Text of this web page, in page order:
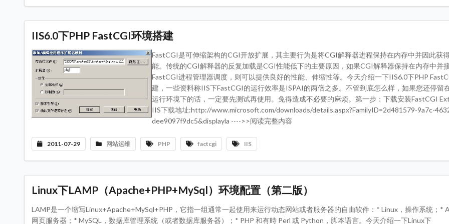
IIS6.0下PHP FastCGI环境搭建
FastCGI是可伸缩架构的CGI开放扩展，其主要行为是将CGI解释器进程保持在内存中并因此获
能。传统的CGI解释器的反复加载是CGI性能低下的主要原因，如果CGI解释器保持在内存中并
FastCGI进程管理器调度，则可以提供良好的性能、伸缩性等。今天介绍一下IIS6.0下PHP
建，一些资料称IIS下FastCGI的运行效率是ISPAI的两倍之多。不管到底怎么样，如果您还停留
运行环境下的话，一定要先测试再使用。免得造成不必要的麻烦。第一步：下载安装FastCGI
IIS下载地址:http://www.microsoft.com/downloads/details.aspx?FamilyID=2d481579-9a7c-
dee9097f9dc5&displayla ---->>阅读完整内容
2011-07-29 网站运维 PHP factcgi IIS
Linux下LAMP（Apache+PHP+MySql）环境配置（第二版）
LAMP是一个缩写Linux+Apache+MySql+PHP，它指一组通常一起使用来运行动态网站或者服务器的自由软件：* Linux，操作系统；*
网页服务器；* MySQL，数据库管理系统（或者数据库服务器）；* PHP 和有時 Perl 或 Python，脚本语言。今天介绍一下Linux下